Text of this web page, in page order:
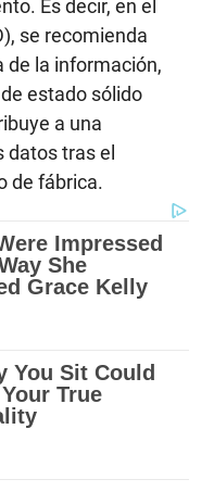
Es decir, en el
se recomienda
de la información,
estado sólido
a una
datos tras el
de fábrica.